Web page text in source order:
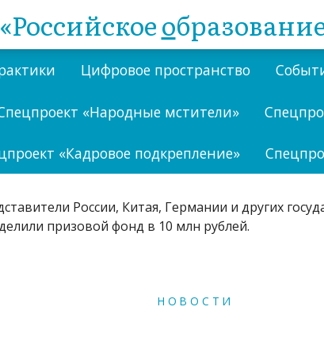
«Российскоео
Цифровое пространство
«Народные мстители»
«Кадровое подкрепление»
НОВОСТИ